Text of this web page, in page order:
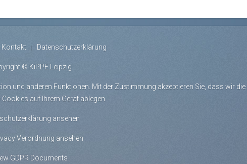
Kontakt Datenschutzerklärung
© KiPPE Leipzig
und anderen Funktionen. Mit der Zustimmung akzeptieren Sie, dass wir die
auf Ihrem Gerät ablegen.
ansehen
Verordnung ansehen
GDPR Documents